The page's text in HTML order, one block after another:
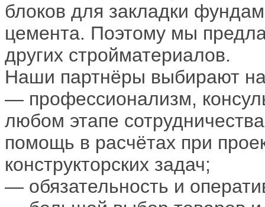
блоков для закладки
цемента. Поэтому мы
других стройматериалов.
Наши партнёры выбирают
— профессионализм,
любом этапе
помощь в расчётах при
конструкторских задач;
— обязательность и